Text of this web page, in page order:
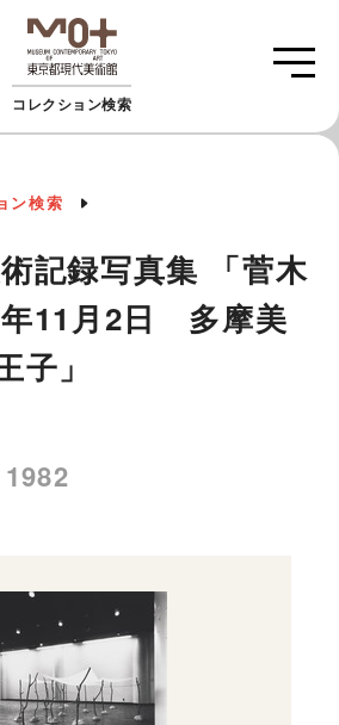
コレクション検索
ン検索
記録写真集 「菅木
11月2日 多摩美
」